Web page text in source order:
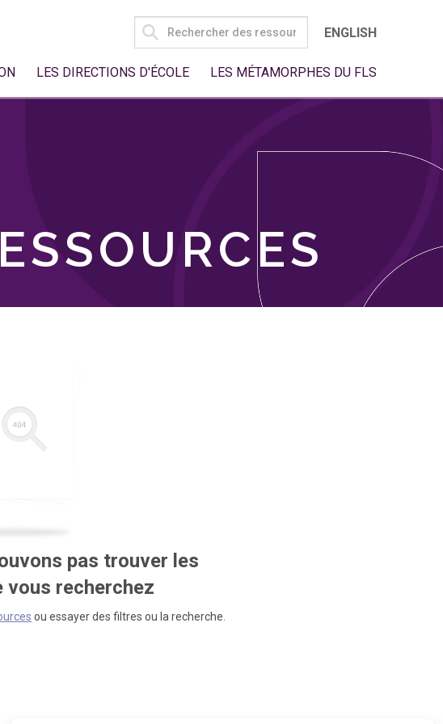
SEARCH
FOR:
ENGLISH
LES DIRECTIONS D'ÉCOLE LES MÉTAMORPHES DU FLS
pas trouver les
vous recherchez
ou essayer des filtres ou la recherche.